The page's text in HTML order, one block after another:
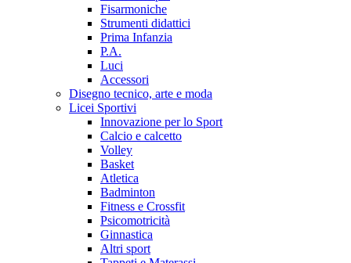
Fisarmoniche
Strumenti didattici
Prima Infanzia
P.A.
Luci
Accessori
Disegno tecnico, arte e moda
Licei Sportivi
Innovazione per lo Sport
Calcio e calcetto
Volley
Basket
Atletica
Badminton
Fitness e Crossfit
Psicomotricità
Ginnastica
Altri sport